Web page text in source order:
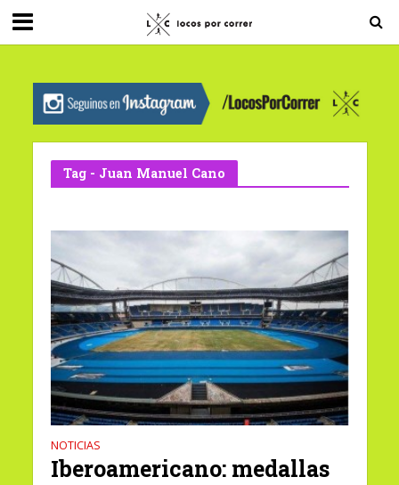
G-0X2PD3RFLV
Tag - Juan Manuel Cano
NOTICIAS
Iberoamericano: medallas